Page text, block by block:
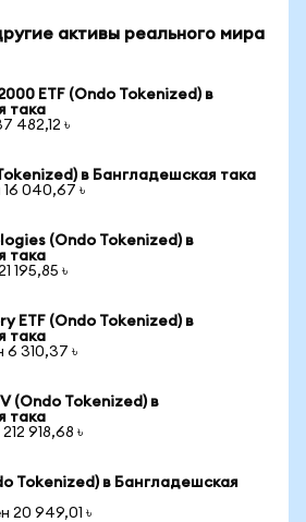
активы реального мира
ETF (Ondo Tokenized) в
така
482,12 ৳
в Бангладешская така
16 040,67 ৳
(Ondo Tokenized) в
така
195,85 ৳
ETF (Ondo Tokenized) в
така
6 310,37 ৳
(Ondo Tokenized) в
така
918,68 ৳
Tokenized) в Бангладешская
20 949,01 ৳